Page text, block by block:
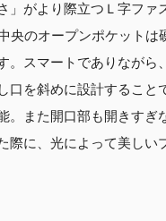
」がより際立つＬ字フ
央のオープンポケット
。スマートでありなが
口を斜めに設計するこ
。また開口部も開きすぎ
際に、光によって美し